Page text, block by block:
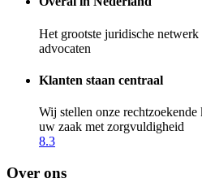
Het grootste juridische
advocaten
Klanten staan centraal
Wij stellen onze rechtzoekende
uw zaak met zorgvuldigheid
8.3
Over ons